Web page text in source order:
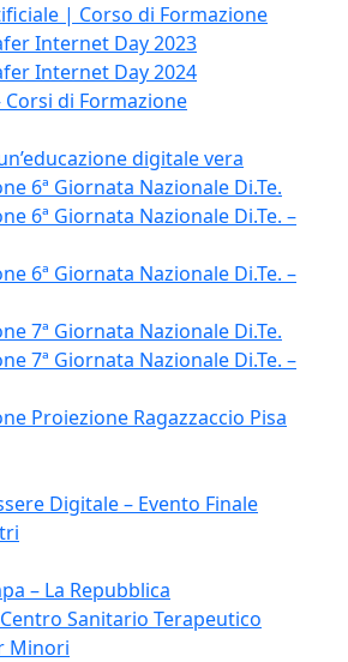
| Corso di Formazione
Internet Day 2023
Internet Day 2024
Corsi di Formazione
digitale vera
6ª Giornata Nazionale Di.Te.
6ª Giornata Nazionale Di.Te. –
6ª Giornata Nazionale Di.Te. –
7ª Giornata Nazionale Di.Te.
7ª Giornata Nazionale Di.Te. –
Proiezione Ragazzaccio Pisa
Digitale – Evento Finale
– La Repubblica
Sanitario Terapeutico
Minori